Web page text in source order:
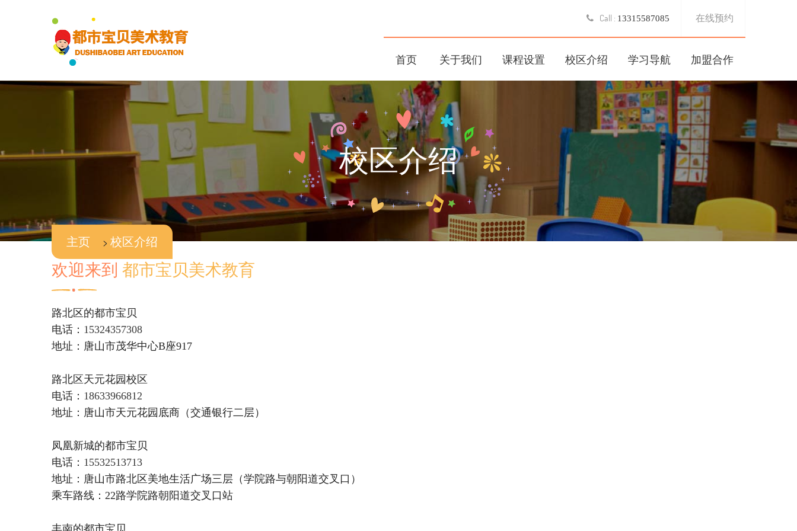
Call : 13315587085 在线预约
首页 关于我们 课程设置 校区介绍 学习导航 加盟合作
校区介绍
主页 > 校区介绍
欢迎来到 都市宝贝美术教育
路北区的都市宝贝
电话： 15324357308
地址：唐山市茂华中心B座917
路北区天元花园校区
电话： 18633966812
地址：唐山市天元花园底商（交通银行二层）
凤凰新城的都市宝贝
电话： 15532513713
地址：唐山市路北区美地生活广场三层（学院路与朝阳道交叉口）
乘车路线：22路学院路朝阳道交叉口站
丰南的都市宝贝